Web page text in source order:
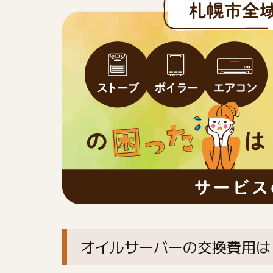
オイルサーバーの交換費用